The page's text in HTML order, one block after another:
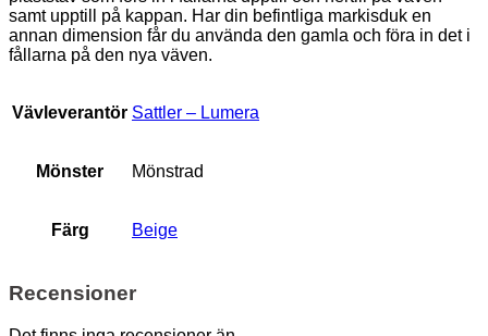
samt upptill på kappan. Har din befintliga markisduk en
annan dimension får du använda den gamla och föra in det i
fållarna på den nya väven.
Vävleverantör Sattler – Lumera
Mönster Mönstrad
Färg Beige
Recensioner